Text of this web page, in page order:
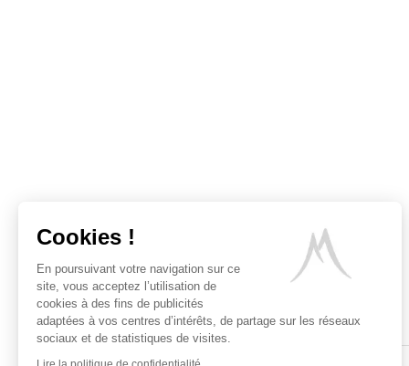
Cookies !
En poursuivant votre navigation sur ce
site, vous acceptez l’utilisation de
cookies à des fins de publicités
adaptées à vos centres d’intérêts, de partage sur les réseaux
sociaux et de statistiques de visites.